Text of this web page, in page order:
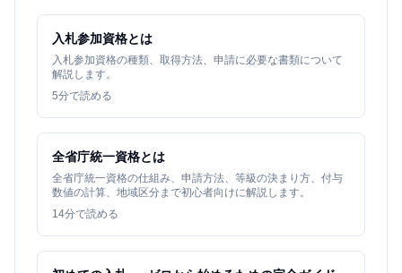
入札参加資格とは
入札参加資格の種類、取得方法、申請に必要な書類について
解説します。
5分で読める
全省庁統一資格とは
全省庁統一資格の仕組み、申請方法、等級の決まり方、付与
数値の計算、地域区分まで初心者向けに解説します。
14分で読める